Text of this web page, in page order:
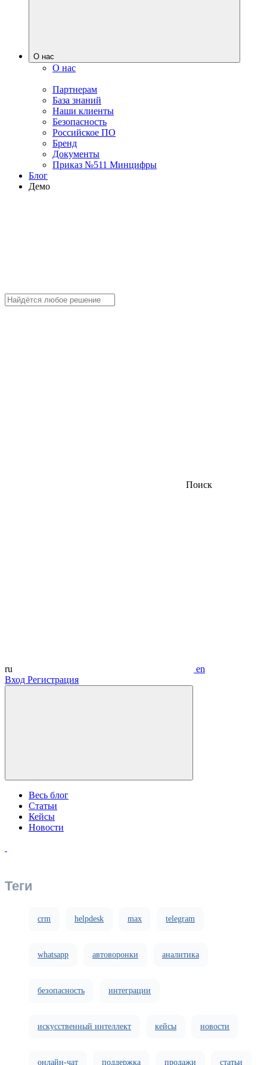
О нас
О нас
Партнерам
База знаний
Наши клиенты
Безопасность
Российское ПО
Бренд
Документы
Приказ №511 Минцифры
Блог
Демо
Поиск
ru
en
Вход Регистрация
Весь блог
Статьи
Кейсы
Новости
Теги
crm helpdesk max telegram
whatsapp автоворонки аналитика
безопасность интеграции
искусственный интеллект кейсы новости
онлайн-чат поддержка продажи статьи